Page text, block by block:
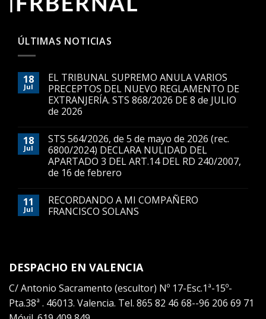
ÚLTIMAS NOTICIAS
18
Jul
EL TRIBUNAL SUPREMO ANULA VARIOS
PRECEPTOS DEL NUEVO REGLAMENTO DE
EXTRANJERÍA. STS 868/2026 DE 8 de JULIO
de 2026
18
Jul
STS 564/2026, de 5 de mayo de 2026 (rec.
6800/2024) DECLARA NULIDAD DEL
APARTADO 3 DEL ART.14 DEL RD 240/2007,
de 16 de febrero
11
Jul
RECORDANDO A MI COMPAÑERO
FRANCISCO SOLANS
DESPACHO EN VALENCIA
C/ Antonio Sacramento (escultor) Nº 17-Esc.1ª-15º-
Pta.38ª . 46013. Valencia. Tel. 865 82 46 68--96 206 69 71